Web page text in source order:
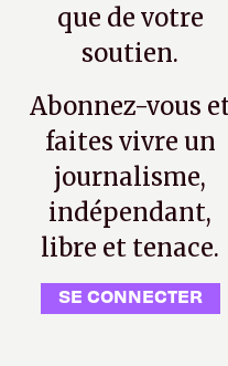
que de votre
soutien.
Abonnez-vous
faites vivre un
journalisme,
indépendant,
libre et tenace.
SE CONNECTER